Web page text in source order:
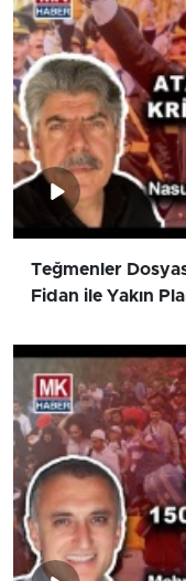
Teğmenler
Fidan ile Yakın